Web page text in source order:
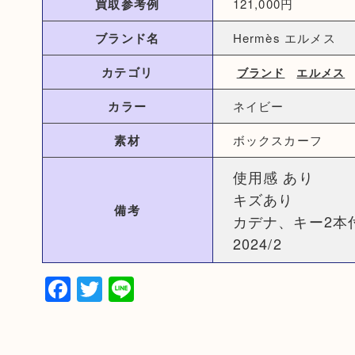
買取参考例 121,000円
ブランド名 Hermès エルメス
カテゴリ ブランド エルメス
カラー ネイビー
素材 ボックスカーフ
備考
使用感 あり
キズあり
カデナ、キー2本
2024/2
Facebook
Twitter
Line